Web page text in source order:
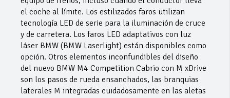
el coche al límite. Los estilizados faros utilizan
tecnología LED de serie para la iluminación de cruce
y de carretera. Los faros LED adaptativos con luz
láser BMW (BMW Laserlight) están disponibles como
opción. Otros elementos inconfundibles del diseño
del nuevo BMW M4 Competition Cabrio con M xDrive
son los pasos de rueda ensanchados, las branquias
laterales M integradas cuidadosamente en las aletas